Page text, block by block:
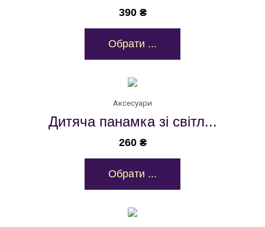
390 ₴
Обрати ...
Аксесуари
Дитяча панамка зі світл...
260 ₴
Обрати ...